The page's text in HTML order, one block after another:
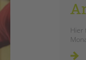
Hier